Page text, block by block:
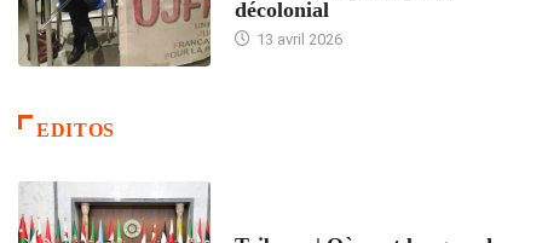
décolonial
13 avril 2026
EDITOS